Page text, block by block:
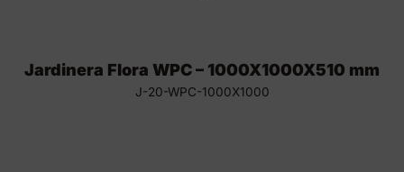
Jardinera Flora WPC – 1000X1000X510 mm
J-20-WPC-1000X1000